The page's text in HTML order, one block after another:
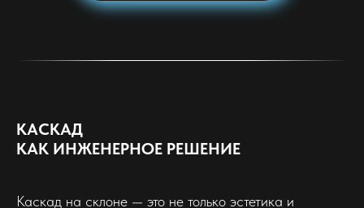
КАСКАД
КАК ИНЖЕНЕРНОЕ РЕШЕНИЕ
Каскад на склоне — это не только эстетика и